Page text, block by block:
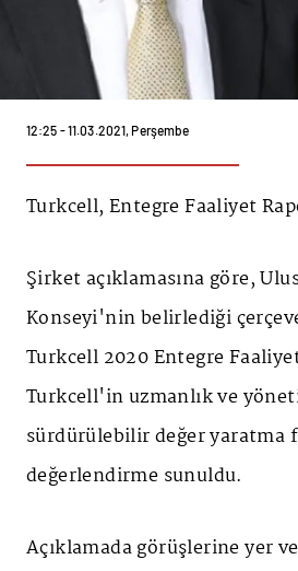
12:25 - 11.03.2021, Perşembe
Turkcell, Entegre Faaliyet
Şirket açıklamasına göre,
Konseyi'nin belirlediği
Turkcell 2020 Entegre
Turkcell'in uzmanlık ve
sürdürülebilir değer
değerlendirme sunuldu.
Açıklamada görüşlerine yer